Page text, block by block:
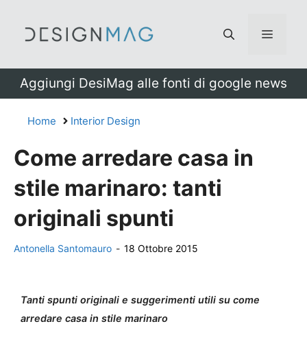
Menu
Aggiungi DesiMag alle fonti di google news
Home Interior Design
Come arredare casa in
stile marinaro: tanti
originali spunti
Antonella Santomauro - 18 Ottobre 2015
Tanti spunti originali e suggerimenti utili su come
arredare casa in stile marinaro